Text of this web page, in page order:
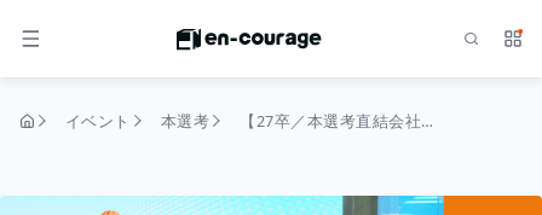
メニュー サ
イベント 本選考 【27卒／本選考直結会社説明会】教育・金融・不動産・AIだけじゃない急成長企業のこれから